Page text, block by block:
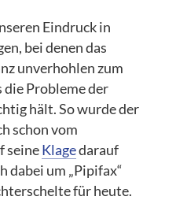
Eindruck in
bei denen das
unverhohlen zum
die Probleme der
hält. So wurde der
schon vom
seineKlagedarauf
dabei um „Pipifax“
für heute.